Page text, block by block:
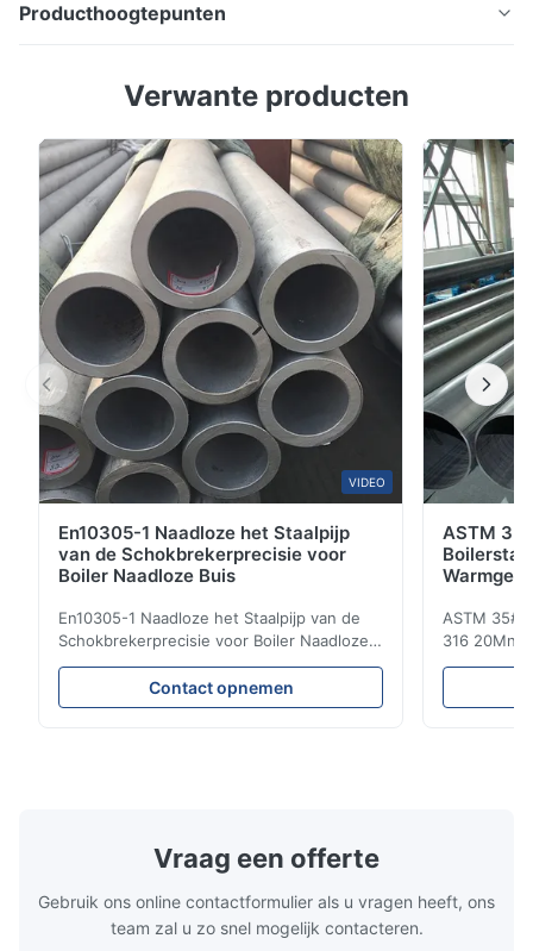
Producthoogtepunten
warmgewalste olie- en gasleidingsbuizen ASTM A29
hoogwaardige naadloze koolstofstaalbuis vervaardigd
uit koolstofarme staalklasse 1010.een uitstekende
sterkte bieden, uniforme structuur, goede lasbaarheid
en ...
Verwante producten
VIDEO
En10305-1 Naadloze het Staalpijp
van de Schokbrekerprecisie voor
Boiler Naadloze Buis
En10305-1 Naadloze het Staalpijp van de
Schokbrekerprecisie voor Boiler Naadloze
Buis De naadloze buizen van het
Precisiestaal Om in hydraulisch systeem,
auto en de delen van precisiemachines
Contact opnemen
ASTM
ASTM 35#
316
Ronde Pijp
Bouw,
Vraag een offerte
Gebruik ons online contactformulier als u vragen heeft, ons
team zal u zo snel mogelijk contacteren.